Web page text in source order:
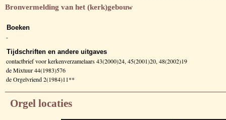
Bronvermelding van het (kerk)gebouw
Boeken
-
Tijdschriften en andere uitgaves
contactbrief voor kerkenverzamelaars 43(2000)24, 45(2001)20, 48(2002)19
de Mixtuur 44(1983)576
de Orgelvriend 2(1984)11**
Orgel locaties